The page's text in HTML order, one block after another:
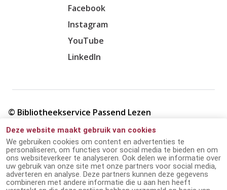
Deze website maakt gebruik van cookies
We gebruiken cookies om content en advertenties te
personaliseren, om functies voor social media te bieden en om
ons websiteverkeer te analyseren. Ook delen we informatie over
uw gebruik van onze site met onze partners voor social media,
adverteren en analyse. Deze partners kunnen deze gegevens
combineren met andere informatie die u aan hen heeft
Facebook
Instagram
YouTube
LinkedIn
© Bibliotheekservice Passend Lezen
Cookie verklaring
Giften en ANBI